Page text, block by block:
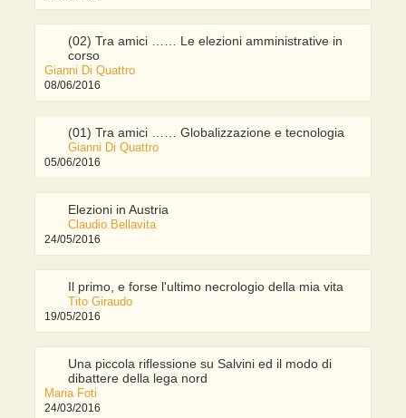
(02) Tra amici …… Le elezioni amministrative in
corso
Gianni Di Quattro
08/06/2016
(01) Tra amici …… Globalizzazione e tecnologia
Gianni Di Quattro
05/06/2016
Elezioni in Austria
Claudio Bellavita
24/05/2016
Il primo, e forse l'ultimo necrologio della mia vita
Tito Giraudo
19/05/2016
Una piccola riflessione su Salvini ed il modo di
dibattere della lega nord
Maria Foti
24/03/2016